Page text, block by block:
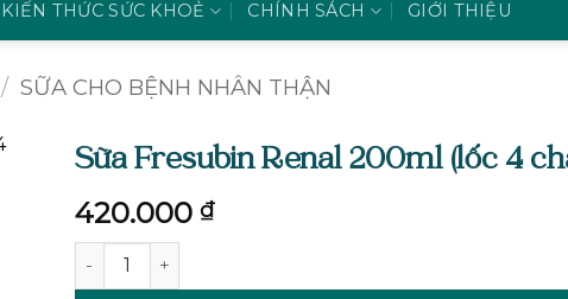
KIẾN THỨC SỨC KHOẺ CHÍNH SÁCH GIỚI THIỆU
/ SỮA CHO BỆNH NHÂN THẬN
Sữa Fresubin Renal 200ml (lốc 4
420.000 ₫
Sữa Fresubin Renal 200ml (lốc 4 chai) số lượng